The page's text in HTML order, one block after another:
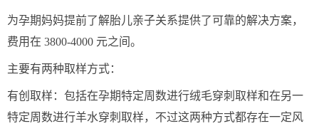
为孕期妈妈提前了解胎儿亲子关系提供了可靠的解决方案，
费用在 3800-4000 元之间。
主要有两种取样方式：
有创取样：包括在孕期特定周数进行绒毛穿刺取样和在另一
特定周数进行羊水穿刺取样，不过这两种方式都存在一定风